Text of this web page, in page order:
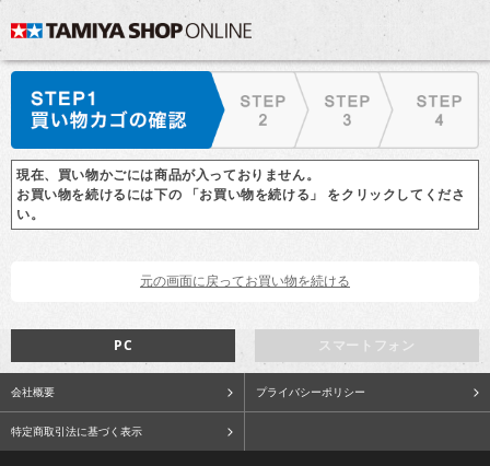
現在、買い物かごには商品が入っておりません。
お買い物を続けるには下の 「お買い物を続ける」 をクリックしてくださ
い。
スマートフォン
PC
会社概要 プライバシーポリシー
特定商取引法に基づく表示